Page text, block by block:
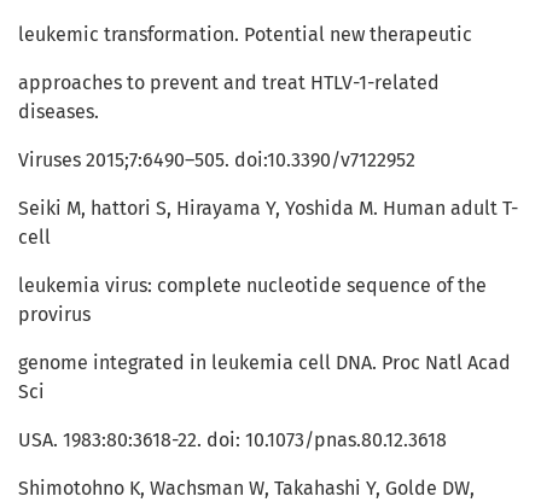
leukemic transformation. Potential new therapeutic
approaches to prevent and treat HTLV-1-related
diseases.
Viruses 2015;7:6490–505. doi:10.3390/v7122952
Seiki M, hattori S, Hirayama Y, Yoshida M. Human adult T-
cell
leukemia virus: complete nucleotide sequence of the
provirus
genome integrated in leukemia cell DNA. Proc Natl Acad
Sci
USA. 1983:80:3618-22. doi: 10.1073/pnas.80.12.3618
Shimotohno K, Wachsman W, Takahashi Y, Golde DW,